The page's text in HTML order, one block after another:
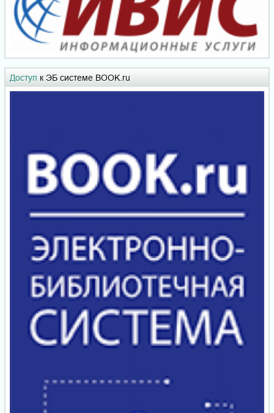
Доступ к ЭБ системе BOOK.ru